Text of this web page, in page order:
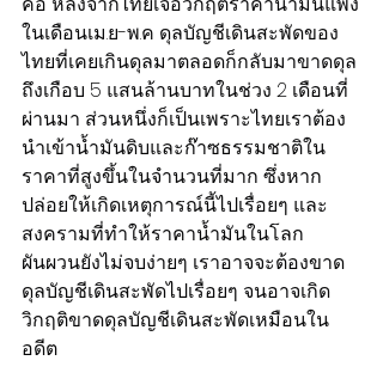
ในเดือนเม.ย-พ.ค ดุลบัญชีเดินสะพัดของ
ไทยที่เคยเกินดุลมาตลอดก็กลับมาขาดดุล
ถึงเกือบ 5 แสนล้านบาทในช่วง 2 เดือนที่
ผ่านมา ส่วนหนึ่งก็เป็นเพราะไทยเราต้อง
นำเข้าน้ำมันดิบและก๊าซธรรมชาติใน
ราคาที่สูงขึ้นในจำนวนที่มาก ซึ่งหาก
ปล่อยให้เกิดเหตุการณ์นี้ไปเรื่อยๆ และ
สงครามที่ทำให้ราคาน้ำมันในโลก
ผันผวนยังไม่จบง่ายๆ เราอาจจะต้องขาด
ดุลบัญชีเดินสะพัดไปเรื่อยๆ จนอาจเกิด
วิกฤติขาดดุลบัญชีเดินสะพัดเหมือนใน
อดีต